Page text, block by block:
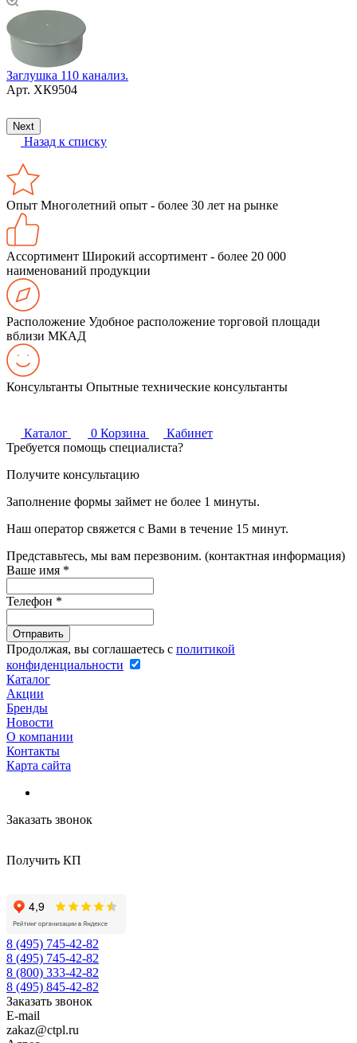
Заглушка 110 канализ.
Арт. ХК9504
Next
Назад к списку
Опыт Многолетний опыт - более 30 лет на рынке
Ассортимент Широкий ассортимент - более 20 000
наименований продукции
Расположение Удобное расположение торговой площади
вблизи МКАД
Консультанты Опытные технические консультанты
Каталог 0 Корзина
Кабинет
Требуется помощь специалиста?
Получите консультацию
Заполнение формы займет не более 1 минуты.
Наш оператор свяжется с Вами в течение 15 минут.
Представьтесь, мы вам перезвоним. (контактная информация)
Ваше имя *
Телефон *
Продолжая, вы соглашаетесь с политикой
конфиденциальности
Каталог
Акции
Бренды
Новости
О компании
Контакты
Карта сайта
Заказать звонок
Получить КП
8 (495) 745-42-82
8 (495) 745-42-82
8 (800) 333-42-82
8 (495) 845-42-82
Заказать звонок
E-mail
zakaz@ctpl.ru